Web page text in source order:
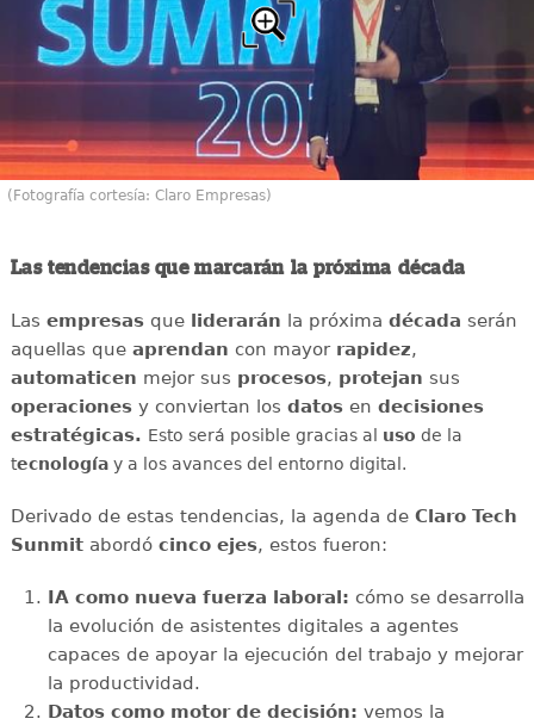
(Fotografía cortesía: Claro Empresas)
Las tendencias que marcarán la próxima década
Las empresasqueliderarán la próxima década serán
aquellas queaprendan con mayor rapidez,
automaticen mejor sus procesos, protejan sus
operacionesy conviertan los datosen decisiones
estratégicas. Esto será posible gracias al uso de la
tecnologíay a los avances del entorno digital.
Derivado de estas tendencias, la agenda de Claro Tech
Sunmitabordó cinco ejes, estos fueron:
IA como nueva fuerza laboral: cómo se desarrolla
la evolución de asistentes digitales a agentes
capaces de apoyar la ejecución del trabajo y mejorar
la productividad.
Datos como motor de decisión: vemos la